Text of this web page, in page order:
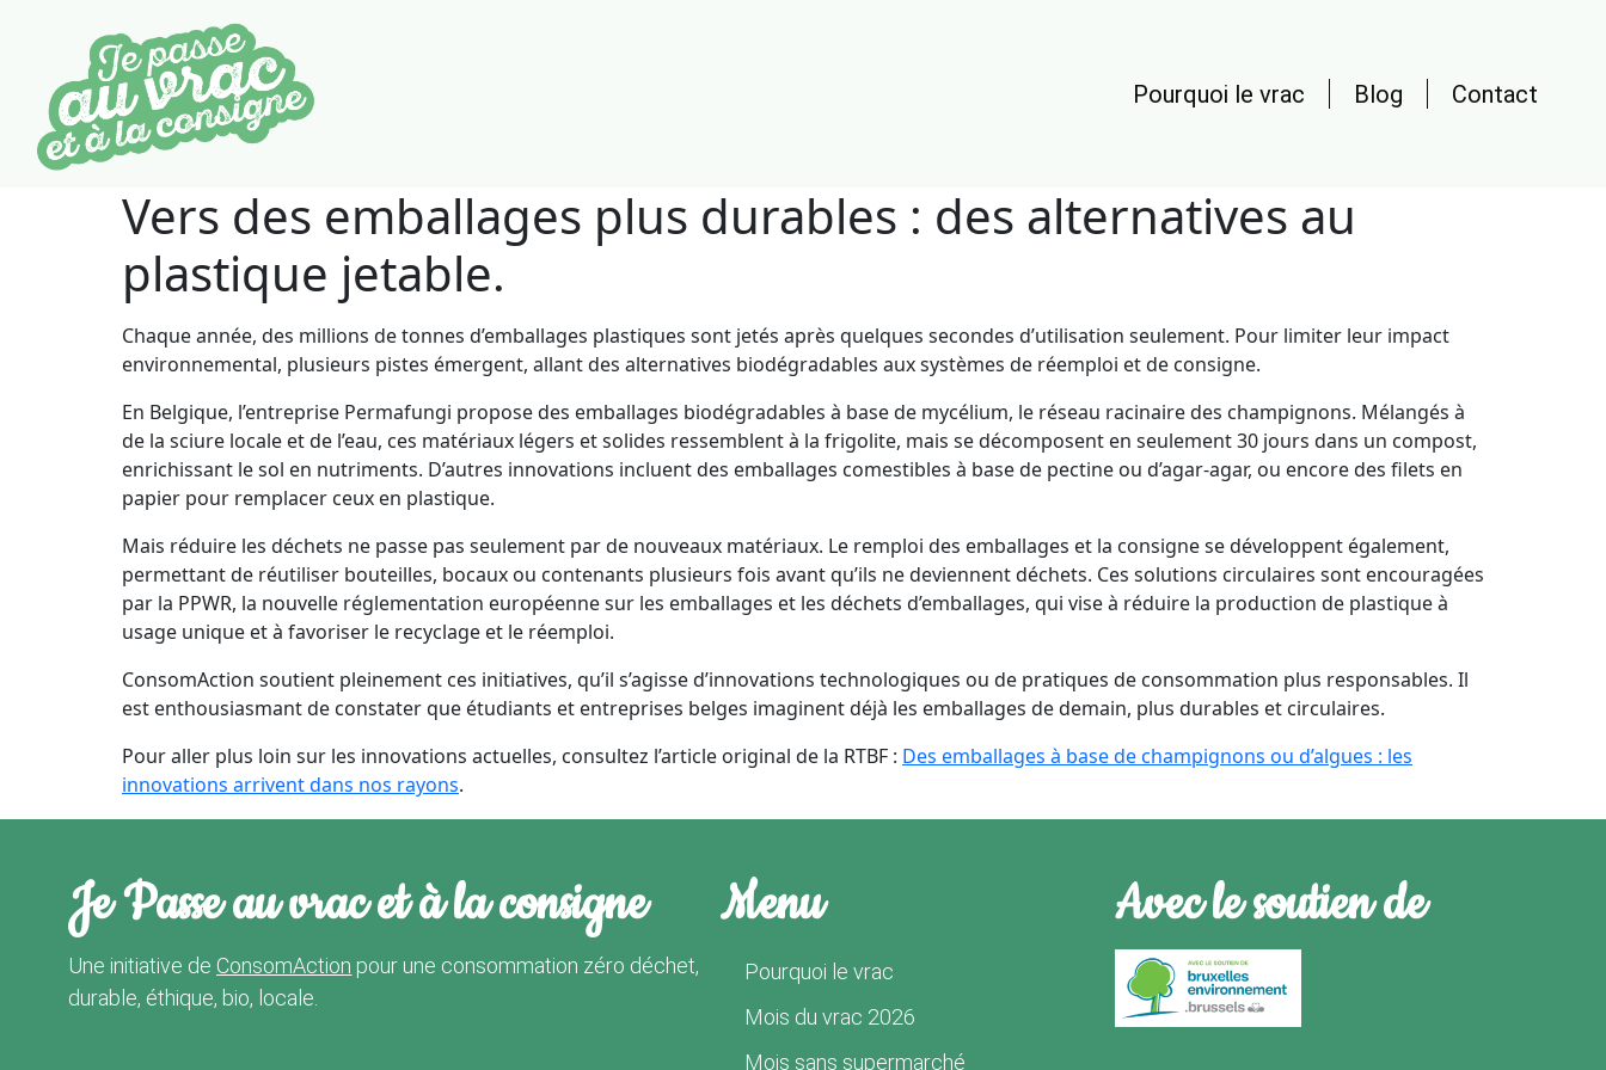
Pourquoi le vrac Blog Contact
Vers des emballages plus durables : des alternatives au
plastique jetable.
Chaque année, des millions de tonnes d’emballages plastiques sont jetés après quelques secondes d’utilisation seulement. Pour limiter leur impact
environnemental, plusieurs pistes émergent, allant des alternatives biodégradables aux systèmes de réemploi et de consigne.
En Belgique, l’entreprise Permafungi propose des emballages biodégradables à base de mycélium, le réseau racinaire des champignons. Mélangés à
de la sciure locale et de l’eau, ces matériaux légers et solides ressemblent à la frigolite, mais se décomposent en seulement 30 jours dans un compost,
enrichissant le sol en nutriments. D’autres innovations incluent des emballages comestibles à base de pectine ou d’agar-agar, ou encore des filets en
papier pour remplacer ceux en plastique.
Mais réduire les déchets ne passe pas seulement par de nouveaux matériaux. Le remploi des emballages et la consigne se développent également,
permettant de réutiliser bouteilles, bocaux ou contenants plusieurs fois avant qu’ils ne deviennent déchets. Ces solutions circulaires sont encouragées
par la PPWR, la nouvelle réglementation européenne sur les emballages et les déchets d’emballages, qui vise à réduire la production de plastique à
usage unique et à favoriser le recyclage et le réemploi.
ConsomAction soutient pleinement ces initiatives, qu’il s’agisse d’innovations technologiques ou de pratiques de consommation plus responsables. Il
est enthousiasmant de constater que étudiants et entreprises belges imaginent déjà les emballages de demain, plus durables et circulaires.
Pour aller plus loin sur les innovations actuelles, consultez l’article original de la RTBF : Des emballages à base de champignons ou d’algues : les
innovations arrivent dans nos rayons.
Je Passe au vrac et à la consigne
Une initiative de ConsomAction pour une consommation zéro déchet,
durable, éthique, bio, locale.
Menu
Pourquoi le vrac
Mois du vrac 2026
Mois sans supermarché
Avec le soutien de